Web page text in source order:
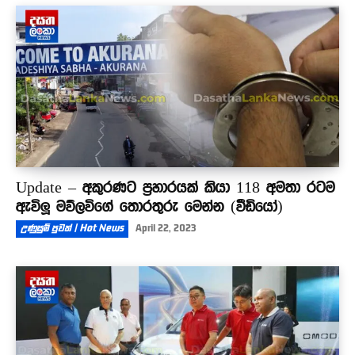
Update – අකුරණට ප්‍රහාරයක් කියා 118 අමතා රටම
ඇවිලූ මව්ලවිගේ තොරතුරු මෙන්න (වීඩියෝ)
උණුසුම් පුවත් | Hot News April 22, 2023